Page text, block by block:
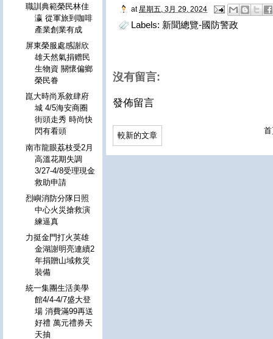
at 星期五, 3月 29, 2024
Labels: 新聞總覽-國防警政
沒有留言:
發佈留言
較新的文章
職訓典範榮民林佳
瀛 從軍旅到咖啡
產業創業有成
屏東榮服處感謝欣
雄天然氣捐赠民
生物資 關懷偏鄉
榮民眷
崑大時尚系敘肆府
城 4/5海安商圈
街頭走秀 時尚快
閃有看頭
南市龍眼荔枝受2月
高溫花期失調
3/27-4/8受理現金
救助申請
烈嶼消防分隊日照
中心火災搶救演
練逼真
力挺金門打火英雄
金湖謝明亮連續2
年捐贈山域救災
裝備
統一集團生活美學
館4/4-4/7盛大登
場 消費滿99再送
好禮 萬元禮券天
天抽